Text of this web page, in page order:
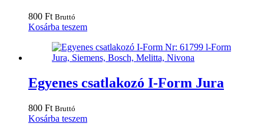
800 Ft Bruttó
Kosárba teszem
Egyenes csatlakozó I-Form Jura
800 Ft Bruttó
Kosárba teszem